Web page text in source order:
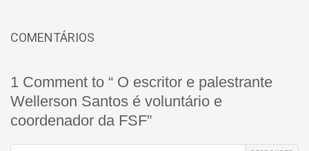
COMENTÁRIOS
1 Comment to “ O escritor e palestrante
Wellerson Santos é voluntário e
coordenador da FSF”